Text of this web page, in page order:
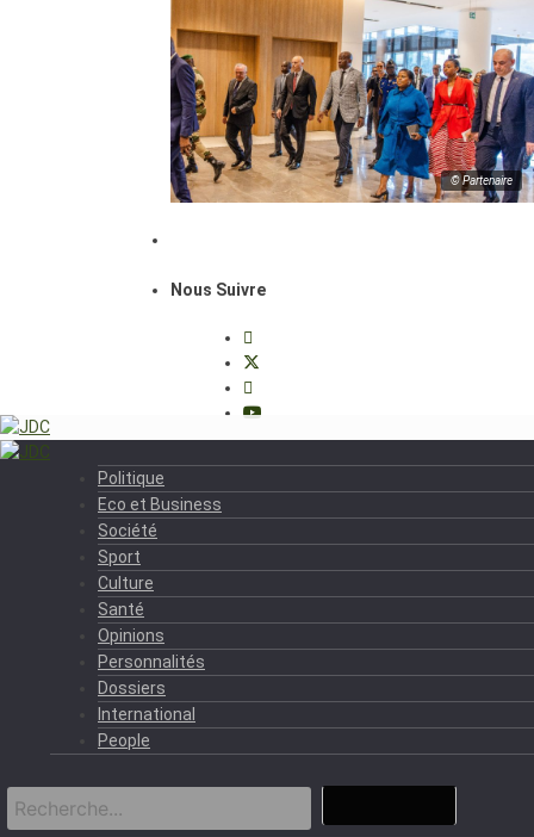
© Partenaire
Nous Suivre
Politique
Eco et Business
Société
Sport
Culture
Santé
Opinions
Personnalités
Dossiers
International
People